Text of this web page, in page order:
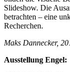
Slideshow. Die
betrachten – eine
Recherchen.
Maks Dannecker,
Ausstellung Engel: